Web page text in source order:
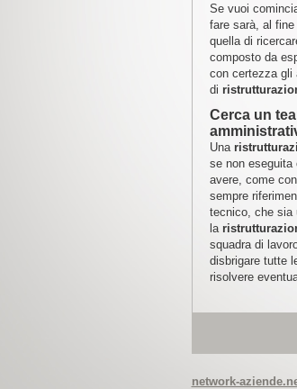
Se vuoi
fare sarà, al
quella di
composto da
con certezza gli
di
Cerca un
Una
se non eseguita
avere, come
sempre
tecnico, che sia
la
squadra di
disbrigare tutte
risolvere
network-